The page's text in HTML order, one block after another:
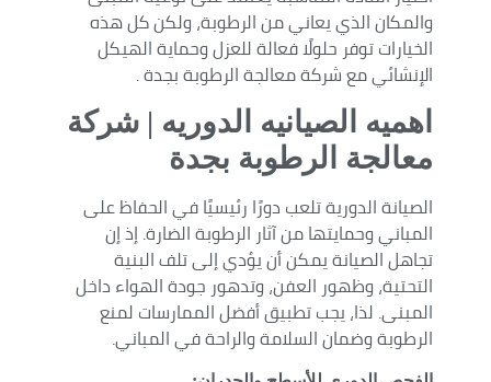
والمكان الذي يعاني من الرطوبة، ولكن كل هذه
الخيارات توفر حلولًا فعالة للعزل وحماية الهيكل
الإنشائي مع شركة معالجة الرطوبة بجدة .
اهميه الصيانيه الدوريه | شركة
معالجة الرطوبة بجدة
الصيانة الدورية تلعب دورًا رئيسيًا في الحفاظ على
المباني وحمايتها من آثار الرطوبة الضارة. إذ إن
تجاهل الصيانة يمكن أن يؤدي إلى تلف البنية
التحتية، وظهور العفن، وتدهور جودة الهواء داخل
المبنى. لذا، يجب تطبيق أفضل الممارسات لمنع
الرطوبة وضمان السلامة والراحة في المباني.